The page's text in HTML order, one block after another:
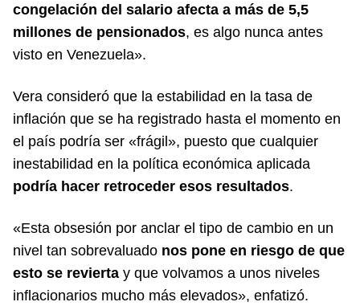
congelación del salario afecta a más de 5,5
millones de pensionados, es algo nunca antes
visto en Venezuela».
Vera consideró que la estabilidad en la tasa de
inflación que se ha registrado hasta el momento en
el país podría ser «frágil», puesto que cualquier
inestabilidad en la política económica aplicada
podría hacer retroceder esos resultados.
«Esta obsesión por anclar el tipo de cambio en un
nivel tan sobrevaluado nos pone en riesgo de que
esto se revierta y que volvamos a unos niveles
inflacionarios mucho más elevados», enfatizó.